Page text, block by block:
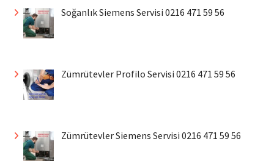
Soğanlık Siemens Servisi 0216 471 59 56
Zümrütevler Profilo Servisi 0216 471 59 56
Zümrütevler Siemens Servisi 0216 471 59 56